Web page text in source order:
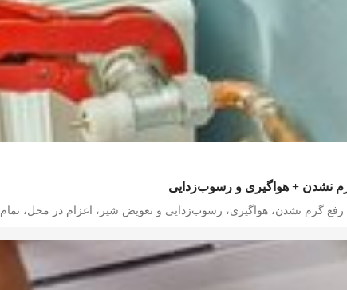
نشدن + هواگیری و رسوب‌زدایی
رفع گرم نشدن، هواگیری، رسوب‌زدایی و تعویض شیر، اعزام در محل، تمام